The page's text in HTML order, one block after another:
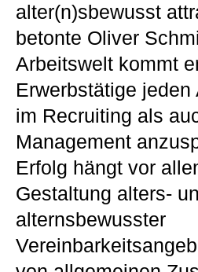
alter(n)sbewusst
betonte Oliver
Arbeitswelt kommt
Erwerbstätige jeden
im Recruiting als
Management
Erfolg hängt vor
Gestaltung alters-
alternsbewusster